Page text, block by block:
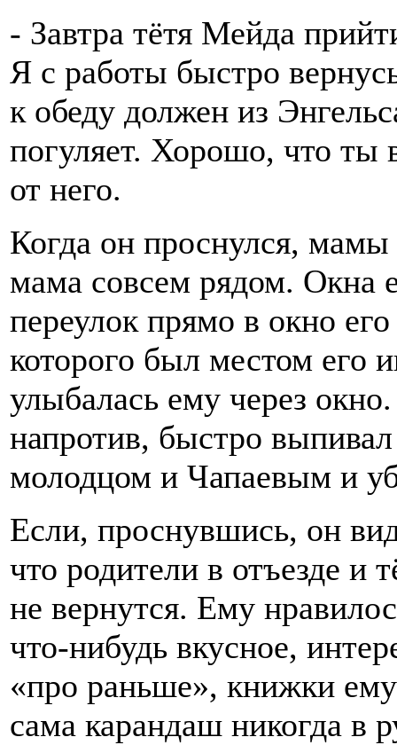
- Завтра тётя Мейда
Я с работы быстро
к обеду должен из
погуляет. Хорошо, что ты
от него.
Когда он проснулся,
мама совсем рядом. Окна
переулок прямо в окно
которого был местом его
улыбалась ему через
напротив, быстро
молодцом и Чапаевым и
Если, проснувшись, он
что родители в отъезде и
не вернутся. Ему
что-нибудь вкусное,
«про раньше», книжки
сама карандаш никогда в